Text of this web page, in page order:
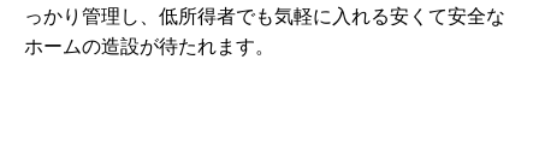
っかり管理し、低所得者でも気軽に入れる安くて安全な
ホームの造設が待たれます。